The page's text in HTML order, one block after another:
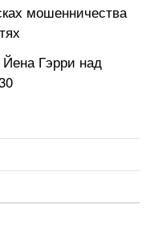
мошенничества
Гэрри над